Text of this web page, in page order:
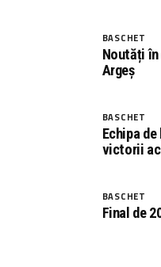
BASCHET
Noutăți
Argeș
BASCHET
Echipa
victorii
BASCHET
Final de